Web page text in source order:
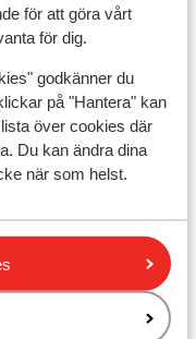
för att göra vårt
för dig.
godkänner du
på "Hantera" kan
över cookies där
Du kan ändra dina
när som helst.
du Soleil